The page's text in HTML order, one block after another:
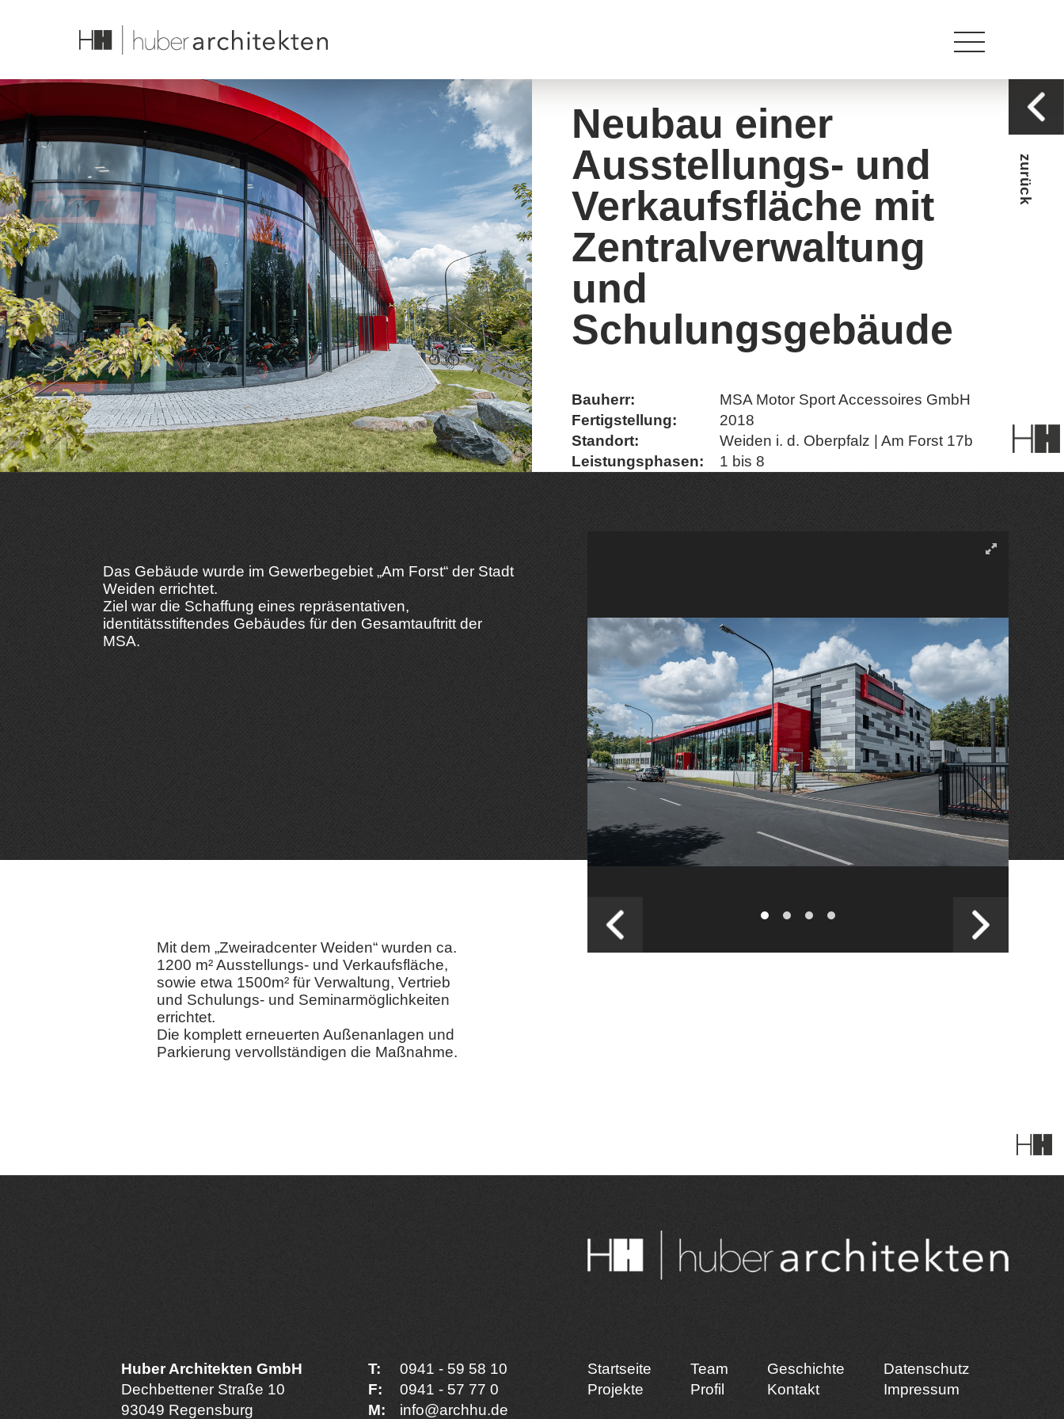
Neubau einer
Ausstellungs- und
Verkaufsfläche mit
Zentralverwaltung
und
Schulungsgebäude
Bauherr:
MSA Motor Sport Accessoires GmbH
Fertigstellung:
2018
Standort:
Weiden i. d. Oberpfalz | Am Forst 17b
Leistungsphasen:
1 bis 8
zurück
Das Gebäude wurde im Gewerbegebiet „Am Forst“ der Stadt
Weiden errichtet.
Ziel war die Schaffung eines repräsentativen,
identitätsstiftendes Gebäudes für den Gesamtauftritt der
MSA.
Mit dem „Zweiradcenter Weiden“ wurden ca.
1200 m² Ausstellungs- und Verkaufsfläche,
sowie etwa 1500m² für Verwaltung, Vertrieb
und Schulungs- und Seminarmöglichkeiten
errichtet.
Die komplett erneuerten Außenanlagen und
Parkierung vervollständigen die Maßnahme.
Huber Architekten GmbH
Dechbettener Straße 10
93049 Regensburg
T:
0941 - 59 58 10
F:
0941 - 57 77 0
M:
info@archhu.de
Startseite
Projekte
Team
Profil
Geschichte
Kontakt
Datenschutz
Impressum